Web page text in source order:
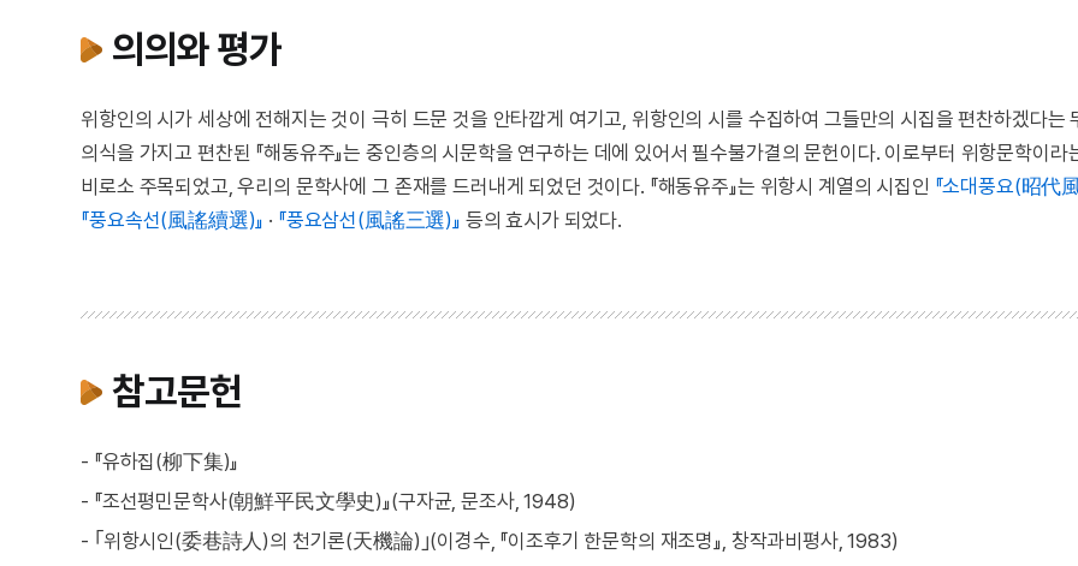
의의와 평가
위항인의 시가 세상에 전해지는 것이 극히 드문 것을 안타깝게 여기고, 위항인의 시를 수집하여 그들만의 시집을 편찬하겠다는
의식을 가지고 편찬된 『해동유주』는 중인층의 시문학을 연구하는 데에 있어서 필수불가결의 문헌이다. 이로부터 위항문학이라
비로소 주목되었고, 우리의 문학사에 그 존재를 드러내게 되었던 것이다. 『해동유주』는 위항시 계열의 시집인 『소대풍요(昭代
『풍요속선(風謠續選)』 · 『풍요삼선(風謠三選)』 등의 효시가 되었다.
참고문헌
- 『유하집(柳下集)』
- 『조선평민문학사(朝鮮平民文學史)』(구자균, 문조사, 1948)
- ｢위항시인(委巷詩人)의 천기론(天機論)｣(이경수, 『이조후기 한문학의 재조명』, 창작과비평사, 1983)